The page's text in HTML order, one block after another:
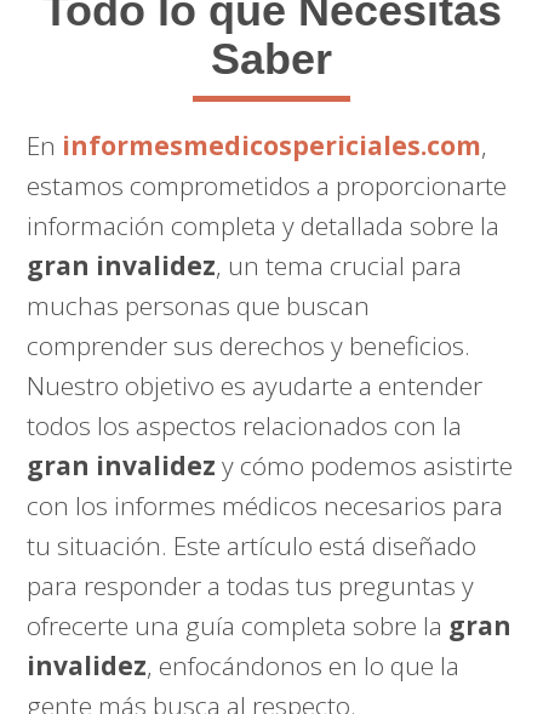
Saber
En informesmedicospericiales.com,
estamos comprometidos a proporcionarte
información completa y detallada sobre la
gran invalidez, un tema crucial para
muchas personas que buscan
comprender sus derechos y beneficios.
Nuestro objetivo es ayudarte a entender
todos los aspectos relacionados con la
gran invalidez y cómo podemos asistirte
con los informes médicos necesarios para
tu situación. Este artículo está diseñado
para responder a todas tus preguntas y
ofrecerte una guía completa sobre la gran
invalidez, enfocándonos en lo que la
gente más busca al respecto.